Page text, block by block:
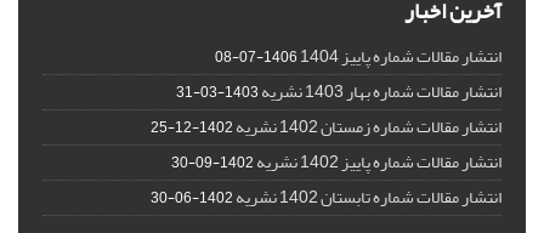
آخرین اخبار
انتشار مقالات شماره پاییز 1404 1406-07-08
انتشار مقالات شماره بهار 1403 نشریه 1403-03-31
انتشار مقالات شماره زمستان 1402 نشریه 1402-12-25
انتشار مقالات شماره پاییز 1402 نشریه 1402-09-30
انتشار مقالات شماره تابستان 1402 نشریه 1402-06-30